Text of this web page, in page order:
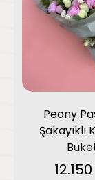
Peony
Şakayıklı